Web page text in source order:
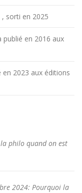
, sorti en 2025
publié en 2016 aux
en 2023 aux éditions
la philo quand on est
2024: Pourquoi la